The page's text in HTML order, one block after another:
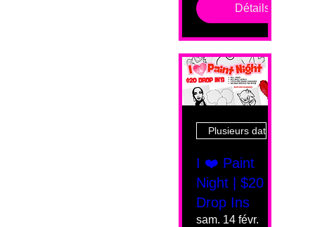
Détails
Plusieurs dates
I ❤️ Paint
Night | $20
Drop Ins
sam. 14 févr.